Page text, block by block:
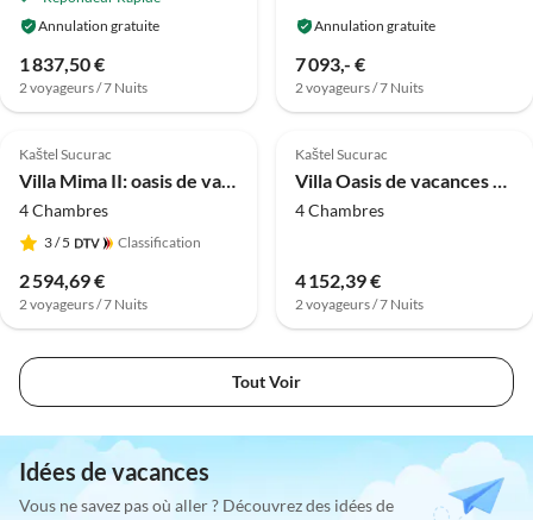
Annulation gratuite
1 837,50 €
2 voyageurs / 7 Nuits
Annulation gratuite
7 093,- €
2 voyageurs / 7 Nuits
Kaštel Sucurac
Villa Mima II: oasis de vacances
4 Chambres
3/ 5 Classification
2 594,69 €
2 voyageurs / 7 Nuits
Kaštel Sucurac
Villa Oasis de vacances avec piscine d'hydromassage
4 Chambres
4 152,39 €
2 voyageurs / 7 Nuits
Tout Voir
Idées de vacances
Vous ne savez pas où aller ? Découvrez des idées de